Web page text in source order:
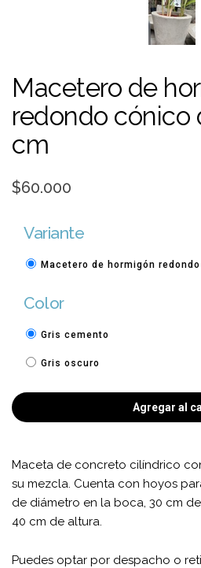
Macetero de
redondo cónico
cm
$60.000
Variante
Macetero de hormigón
Color
Gris cemento
Gris oscuro
Agregar al
Maceta de concreto cilíndrico
su mezcla. Cuenta con hoyos
de diámetro en la boca, 30 cm
40 cm de altura.
Puedes optar por despacho o